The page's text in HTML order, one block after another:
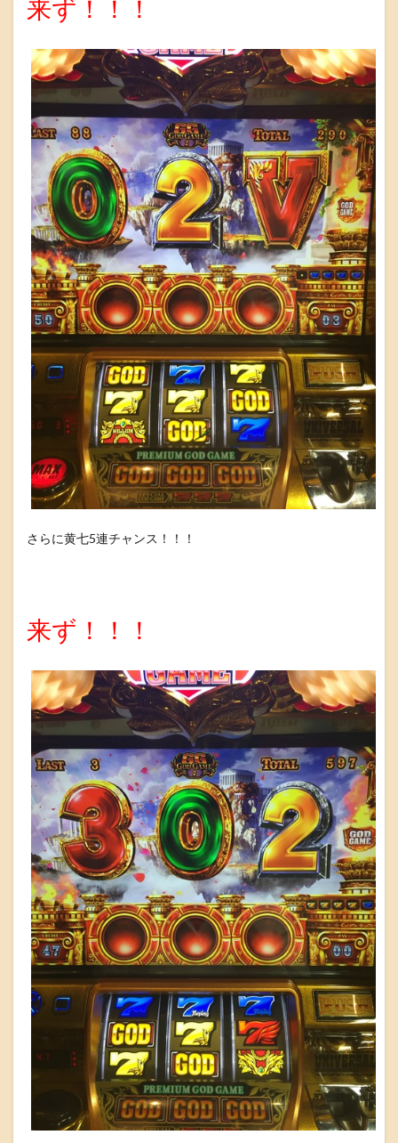
来ず！！！
さらに黄七5連チャンス！！！
来ず！！！